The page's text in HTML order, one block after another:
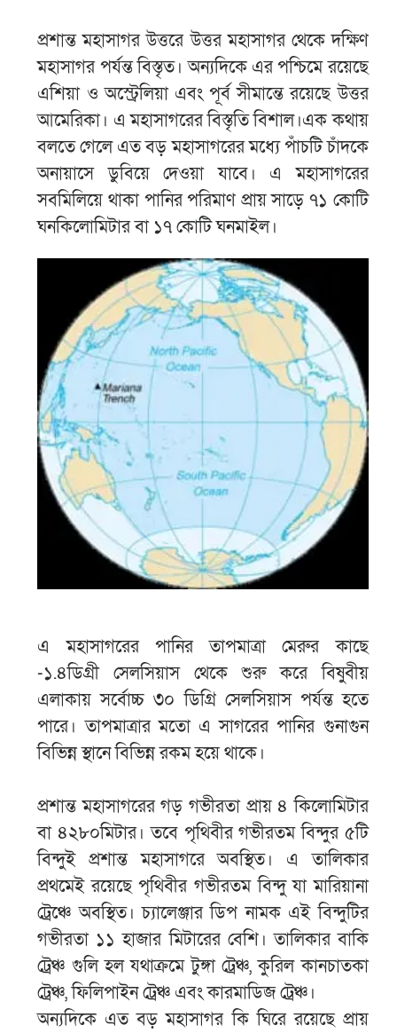
প্রশান্ত মহাসাগর উত্তরে উত্তর মহাসাগর থেকে দক্ষিণ
মহাসাগর পর্যন্ত বিস্তৃত। অন্যদিকে এর পশ্চিমে রয়েছে
এশিয়া ও অস্ট্রেলিয়া এবং পূর্ব সীমান্তে রয়েছে উত্তর
আমেরিকা। এ মহাসাগরের বিস্তৃতি বিশাল।এক কথায়
বলতে গেলে এত বড় মহাসাগরের মধ্যে পাঁচটি চাঁদকে
অনায়াসে ডুবিয়ে দেওয়া যাবে। এ মহাসাগরের
সবমিলিয়ে থাকা পানির পরিমাণ প্রায় সাড়ে ৭১ কোটি
ঘনকিলোমিটার বা ১৭ কোটি ঘনমাইল।
এ মহাসাগরের পানির তাপমাত্রা মেরুর কাছে
-১.৪ডিগ্রী সেলসিয়াস থেকে শুরু করে বিষুবীয়
এলাকায় সর্বোচ্চ ৩০ ডিগ্রি সেলসিয়াস পর্যন্ত হতে
পারে। তাপমাত্রার মতো এ সাগরের পানির গুনাগুন
বিভিন্ন স্থানে বিভিন্ন রকম হয়ে থাকে।
প্রশান্ত মহাসাগরের গড় গভীরতা প্রায় ৪ কিলোমিটার
বা ৪২৮০মিটার। তবে পৃথিবীর গভীরতম বিন্দুর ৫টি
বিন্দুই প্রশান্ত মহাসাগরে অবস্থিত। এ তালিকার
প্রথমেই রয়েছে পৃথিবীর গভীরতম বিন্দু যা মারিয়ানা
ট্রেঞ্চে অবস্থিত। চ্যালেঞ্জার ডিপ নামক এই বিন্দুটির
গভীরতা ১১ হাজার মিটারের বেশি। তালিকার বাকি
ট্রেঞ্চ গুলি হল যথাক্রমে টুঙ্গা ট্রেঞ্চ, কুরিল কানচাতকা
ট্রেঞ্চ, ফিলিপাইন ট্রেঞ্চ এবং কারমাডিজ ট্রেঞ্চ।
অন্যদিকে এত বড় মহাসাগর কি ঘিরে রয়েছে প্রায়